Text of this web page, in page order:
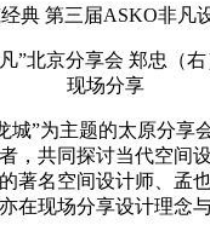
”北京分享会 郑忠（右
现场分享
城”为主题的太原分享
，共同探讨当代空间
著名空间设计师、孟
在现场分享设计理念